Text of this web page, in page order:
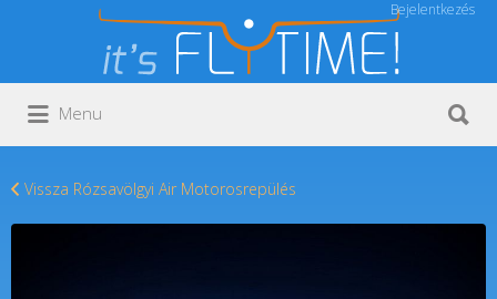
Bejelentkezés
Keresés:
Menu
Vissza Rózsavölgyi Air Motorosrepülés